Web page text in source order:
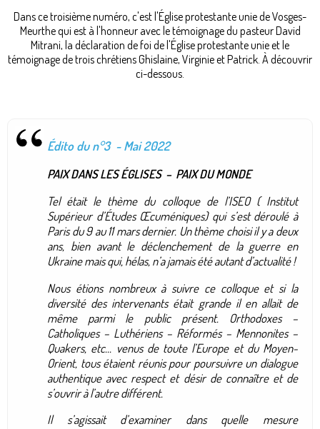
Dans ce troisième numéro, c'est l'Église protestante unie de Vosges-
Meurthe qui est à l'honneur avec le témoignage du pasteur David
Mitrani, la déclaration de foi de l'Église protestante unie et le
témoignage de trois chrétiens Ghislaine, Virginie et Patrick. À découvrir
ci-dessous.
Édito du n°3 - Mai 2022
PAIX DANS LES ÉGLISES – PAIX DU MONDE
Tel était le thème du colloque de l’ISEO ( Institut
Supérieur d’Études Œcuméniques) qui s’est déroulé à
Paris du 9 au 11 mars dernier. Un thème choisi il y a deux
ans, bien avant le déclenchement de la guerre en
Ukraine mais qui, hélas, n’a jamais été autant d’actualité !
Nous étions nombreux à suivre ce colloque et si la
diversité des intervenants était grande il en allait de
même parmi le public présent. Orthodoxes –
Catholiques – Luthériens – Réformés – Mennonites –
Quakers, etc... venus de toute l’Europe et du Moyen-
Orient, tous étaient réunis pour poursuivre un dialogue
authentique avec respect et désir de connaître et de
s’ouvrir à l’autre différent.
Il s’agissait d’examiner dans quelle mesure